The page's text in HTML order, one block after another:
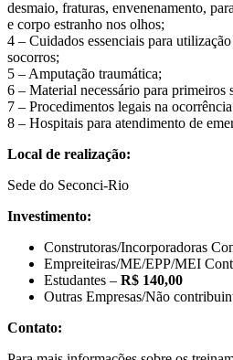
desmaio, fraturas, envenenamento,
e corpo estranho nos olhos;
4 – Cuidados essenciais para
socorros;
5 – Amputação traumática;
6 – Material necessário para primeiros
7 – Procedimentos legais na
8 – Hospitais para atendimento de
Local de realização:
Sede do Seconci-Rio
Investimento:
Construtoras/Incorporadoras
Empreiteiras/ME/EPP/MEI
Estudantes – R$ 140,00
Outras Empresas/Não
Contato: